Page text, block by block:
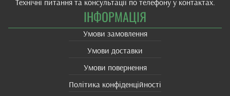
ІНФОРМАЦІЯ
Умови замовлення
Умови доставки
Умови повернення
Політика конфіденційності